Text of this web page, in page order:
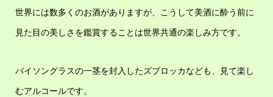
世界には数多くのお酒がありますが、こうして美酒に酔う前に
見た目の美しさを鑑賞することは世界共通の楽しみ方です。
バイソングラスの一茎を封入したズブロッカなども、見て楽し
むアルコールです。